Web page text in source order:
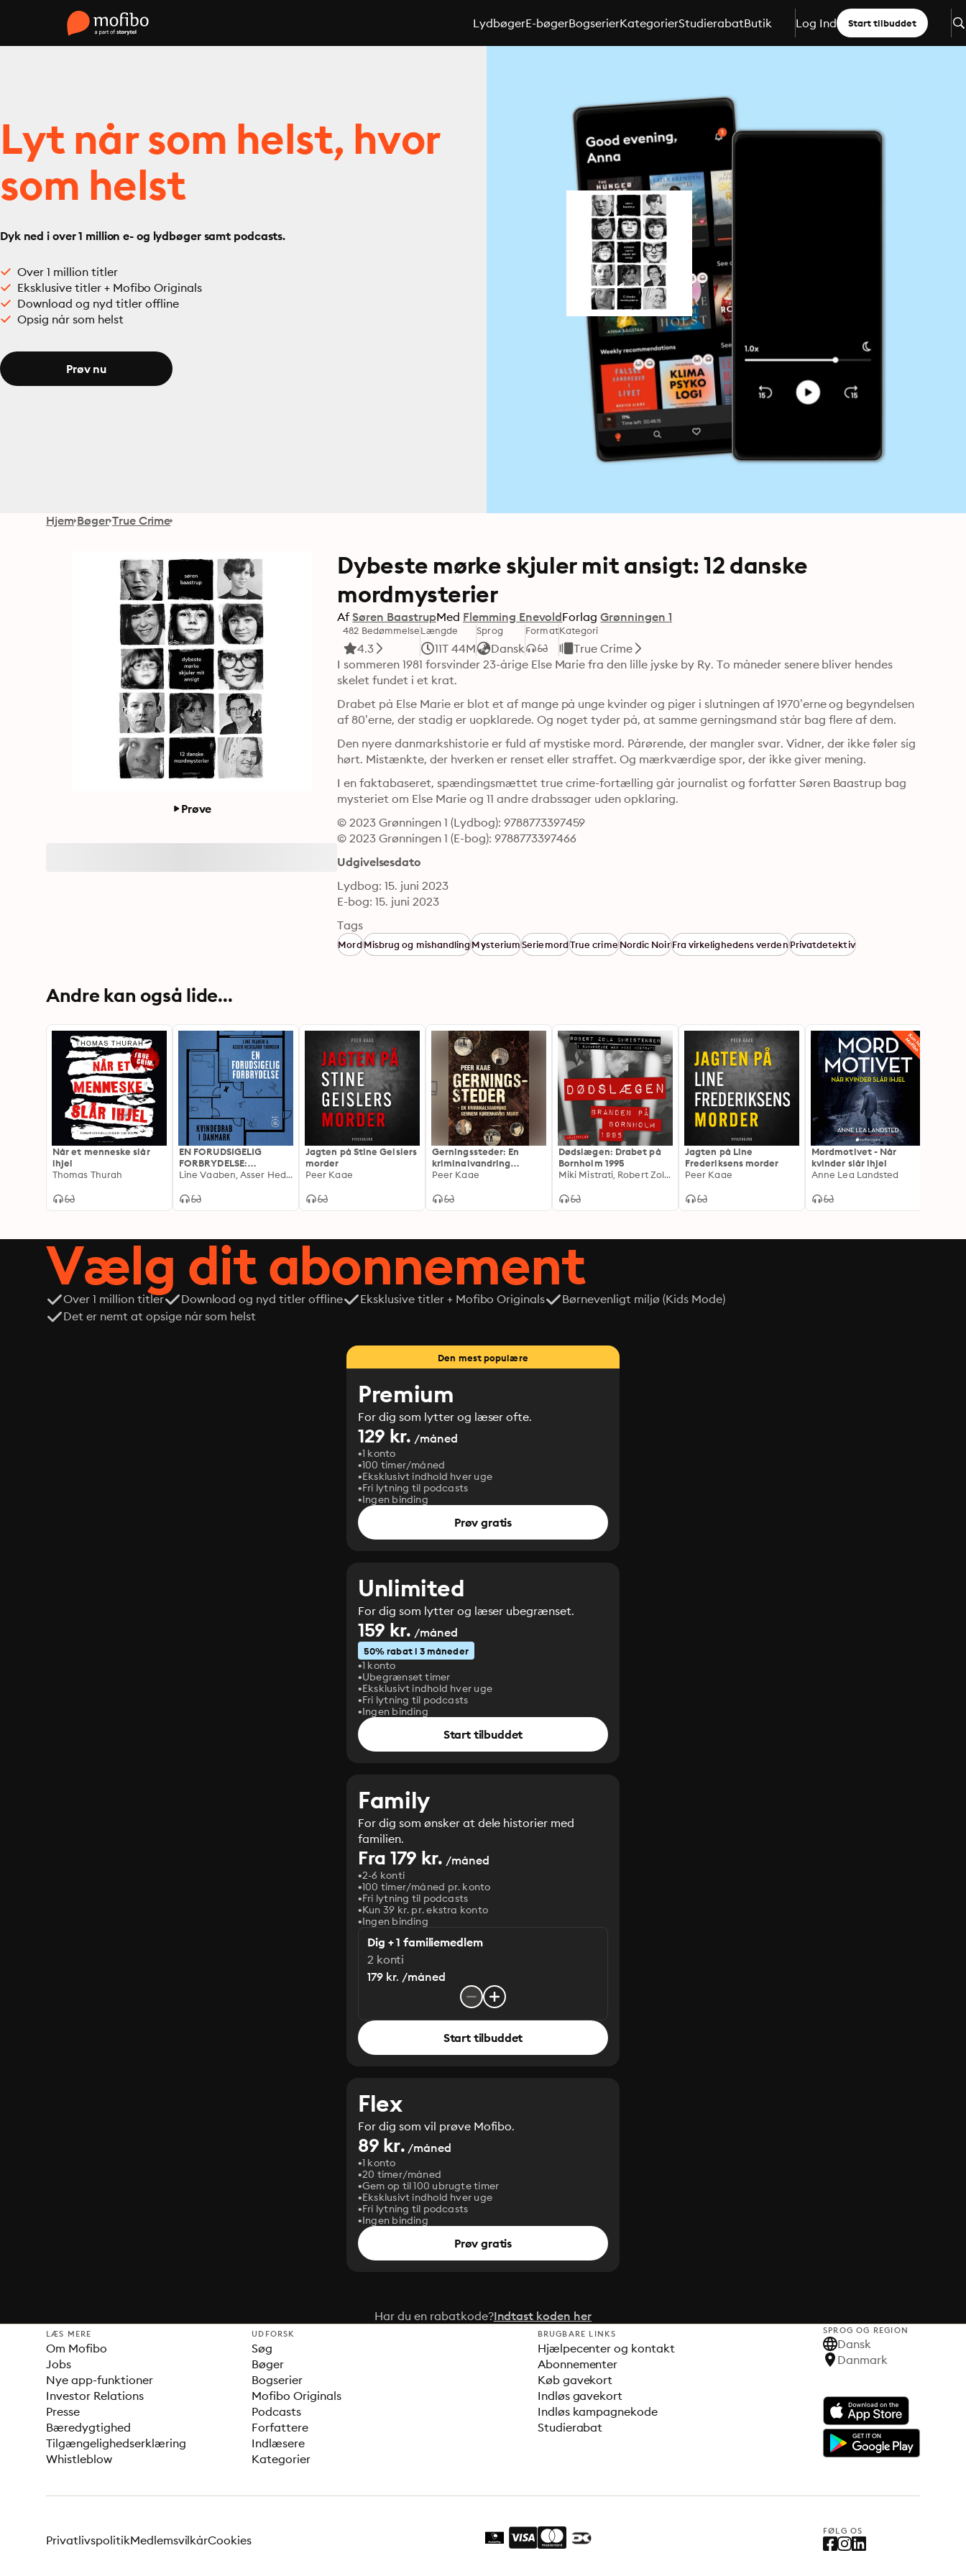
LydbøgerE-bøgerBogserierKategorierStudierabatButik Log Ind Start tilbuddet
Lyt når som helst, hvor
som helst
Dyk ned i over 1 million e- og lydbøger samt podcasts.
Over 1 million titler
Eksklusive titler + Mofibo Originals
Download og nyd titler offline
Opsig når som helst
Prøv nu
Hjem Bøger True Crime
Prøve
Dybeste mørke skjuler mit ansigt: 12 danske
mordmysterier
Af Søren BaastrupMed Flemming EnevoldForlag Grønningen 1
482 Bedømmelse
4.3
Længde
11T 44M
Sprog
Dansk
FormatKategori
True Crime
I sommeren 1981 forsvinder 23-årige Else Marie fra den lille jyske by Ry. To måneder senere bliver hendes
skelet fundet i et krat.
Drabet på Else Marie er blot et af mange på unge kvinder og piger i slutningen af 1970’erne og begyndelsen
af 80’erne, der stadig er uopklarede. Og noget tyder på, at samme gerningsmand står bag flere af dem.
Den nyere danmarkshistorie er fuld af mystiske mord. Pårørende, der mangler svar. Vidner, der ikke føler sig
hørt. Mistænkte, der hverken er renset eller straffet. Og mærkværdige spor, der ikke giver mening.
I en faktabaseret, spændingsmættet true crime-fortælling går journalist og forfatter Søren Baastrup bag
mysteriet om Else Marie og 11 andre drabssager uden opklaring.
© 2023 Grønningen 1 (Lydbog): 9788773397459
© 2023 Grønningen 1 (E-bog): 9788773397466
Udgivelsesdato
Lydbog: 15. juni 2023
E-bog: 15. juni 2023
Tags
MordMisbrug og mishandlingMysteriumSeriemordTrue crimeNordic NoirFra virkelighedens verdenPrivatdetektiv
Andre kan også lide...
Når et menneske slår
ihjel
Thomas Thurah
EN FORUDSIGELIG
FORBRYDELSE:
Kvindedrab i Danmark Line Vaaben, Asser Hedegård Thomsen
Jagten på Stine Geislers
morder
Peer Kaae
Gerningssteder: En
kriminalvandring
gennem Københavns
Peer Kaae
Dødslægen: Drabet på
Bornholm 1995
Miki Mistrati, Robert Zola Christensen
Jagten på Line
Frederiksens morder
Peer Kaae
Mordmotivet - Når
kvinder slår ihjel
Anne Lea Landsted
Vælg dit abonnement
Over 1 million titler Download og nyd titler offline Eksklusive titler + Mofibo Originals
Børnevenligt miljø (Kids Mode)
Det er nemt at opsige når som helst
Den mest populære
Premium
For dig som lytter og læser ofte.
129 kr. /måned
1 konto
100 timer/måned
Eksklusivt indhold hver uge
Fri lytning til podcasts
Ingen binding
Prøv gratis
Unlimited
For dig som lytter og læser ubegrænset.
159 kr. /måned
50% rabat i 3 måneder
1 konto
Ubegrænset timer
Eksklusivt indhold hver uge
Fri lytning til podcasts
Ingen binding
Start tilbuddet
Family
For dig som ønsker at dele historier med
familien.
Fra 179 kr. /måned
2-6 konti
100 timer/måned pr. konto
Fri lytning til podcasts
Kun 39 kr. pr. ekstra konto
Ingen binding
Dig + 1 familiemedlem
2 konti
179 kr. /måned
Start tilbuddet
Flex
For dig som vil prøve Mofibo.
89 kr. /måned
1 konto
20 timer/måned
Gem op til 100 ubrugte timer
Eksklusivt indhold hver uge
Fri lytning til podcasts
Ingen binding
Prøv gratis
Har du en rabatkode?Indtast koden her
LÆS MERE
Om Mofibo
Jobs
Nye app-funktioner
Investor Relations
Presse
Bæredygtighed
Tilgængelighedserklæring
Whistleblow
UDFORSK
Søg
Bøger
Bogserier
Mofibo Originals
Podcasts
Forfattere
Indlæsere
Kategorier
BRUGBARE LINKS
Hjælpecenter og kontakt
Abonnementer
Køb gavekort
Indløs gavekort
Indløs kampagnekode
Studierabat
SPROG OG REGION
Dansk
Danmark
FØLG OS
PrivatlivspolitikMedlemsvilkårCookies